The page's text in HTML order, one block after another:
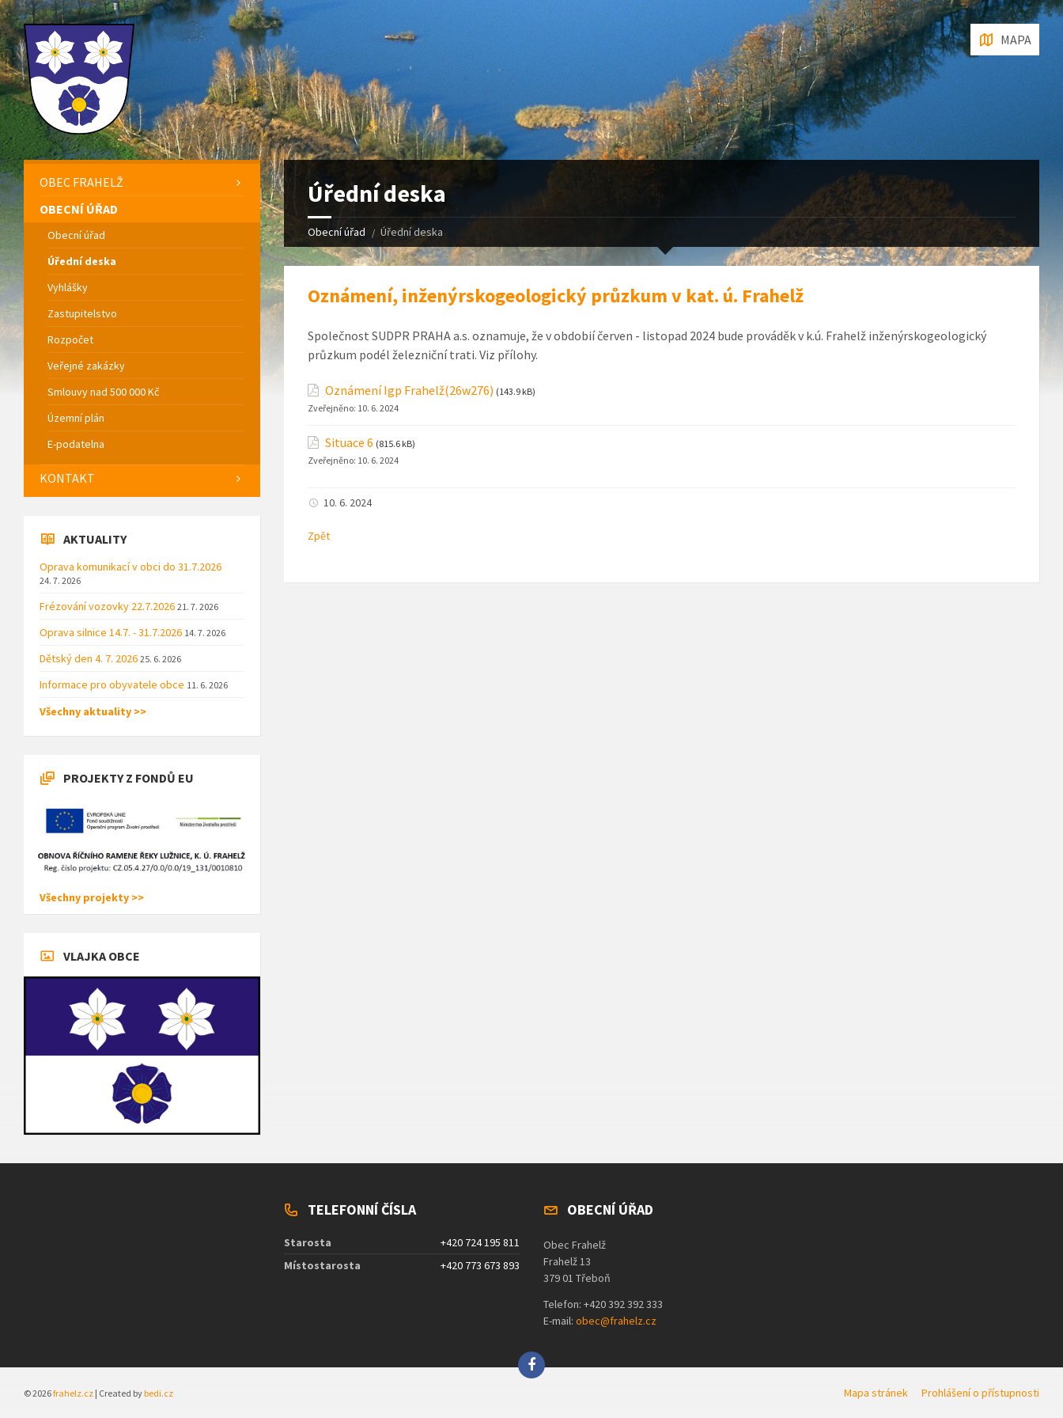
MAPA
Úřední deska
Obecní úřad Úřední deska
Oznámení, inženýrskogeologický průzkum v kat. ú. Frahelž
Společnost SUDPR PRAHA a.s. oznamuje, že v obdobií červen - listopad 2024 bude prováděk v k.ú. Frahelž inženýrskogeologický
průzkum podél železniční trati. Viz přílohy.
Oznámení Igp Frahelž(26w276) (143.9 kB)
Zveřejněno: 10. 6. 2024
Situace 6 (815.6 kB)
Zveřejněno: 10. 6. 2024
10. 6. 2024
Zpět
OBEC FRAHELŽ
OBECNÍ ÚŘAD
Obecní úřad
Úřední deska
Vyhlášky
Zastupitelstvo
Rozpočet
Veřejné zakázky
Smlouvy nad 500 000 Kč
Územní plán
E-podatelna
KONTAKT
AKTUALITY
Oprava komunikací v obci do 31.7.2026
24. 7. 2026
Frézování vozovky 22.7.2026 21. 7. 2026
Oprava silnice 14.7. - 31.7.2026 14. 7. 2026
Dětský den 4. 7. 2026 25. 6. 2026
Informace pro obyvatele obce 11. 6. 2026
Všechny aktuality >>
PROJEKTY Z FONDŮ EU
Všechny projekty >>
VLAJKA OBCE
TELEFONNÍ ČÍSLA
Starosta
+420 724 195 811
Místostarosta
+420 773 673 893
OBECNÍ ÚŘAD
Obec Frahelž
Frahelž 13
379 01 Třeboň
Telefon: +420 392 392 333
E-mail: obec@frahelz.cz
Mapa stránek Prohlášení o přístupnosti
© 2026frahelz.cz | Created bybedi.cz